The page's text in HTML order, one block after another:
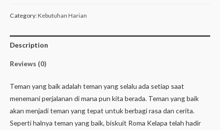
Category:Kebutuhan Harian
Description
Reviews (0)
Teman yang baik adalah teman yang selalu ada setiap saat
menemani perjalanan di mana pun kita berada. Teman yang baik
akan menjadi teman yang tepat untuk berbagi rasa dan cerita.
Seperti halnya teman yang baik, biskuit Roma Kelapa telah hadir